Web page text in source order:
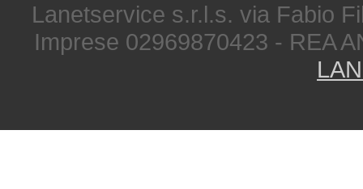
Lanetservice s.r.l.s. via Fabio
Imprese 02969870423 - REA